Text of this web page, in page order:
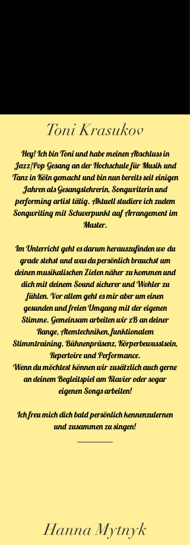
Toni Krasukov
Hey! Ich bin Toni und habe meinen Abschluss in
Jazz/Pop Gesang an der Hochschule für Musik und
Tanz in Köln gemacht und bin nun bereits seit einigen
Jahren als Gesangslehrerin, Songwriterin und
performing artist tätig. Aktuell studiere ich zudem
Songwriting mit Schwerpunkt auf Arrangement im
Master.
Im Unterricht geht es darum herauszufinden wo du
grade stehst und was du persönlich brauchst um
deinen musikalischen Zielen näher zu kommen und
dich mit deinem Sound sicherer und Wohler zu
fühlen. Vor allem geht es mir aber um einen
gesunden und freien Umgang mit der eigenen
Stimme. Gemeinsam arbeiten wir zB an deiner
Range, Atemtechniken, funktionalem
Stimmtraining, Bühnenpräsenz, Körperbewusstsein,
Repertoire und Performance.
Wenn du möchtest können wir zusätzlich auch gerne
an deinem Begleitspiel am Klavier oder sogar
eigenen Songs arbeiten!
Ich freu mich dich bald persönlich kennenzulernen
und zusammen zu singen!
Hanna Mytnyk